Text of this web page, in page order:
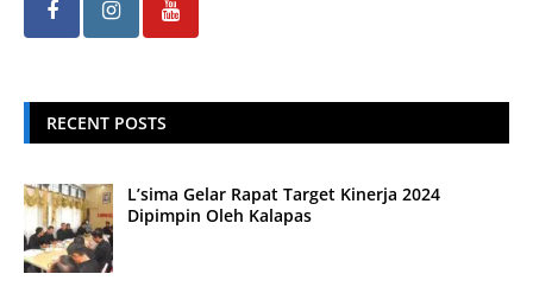
RECENT POSTS
L’sima Gelar Rapat Target Kinerja 2024
Dipimpin Oleh Kalapas